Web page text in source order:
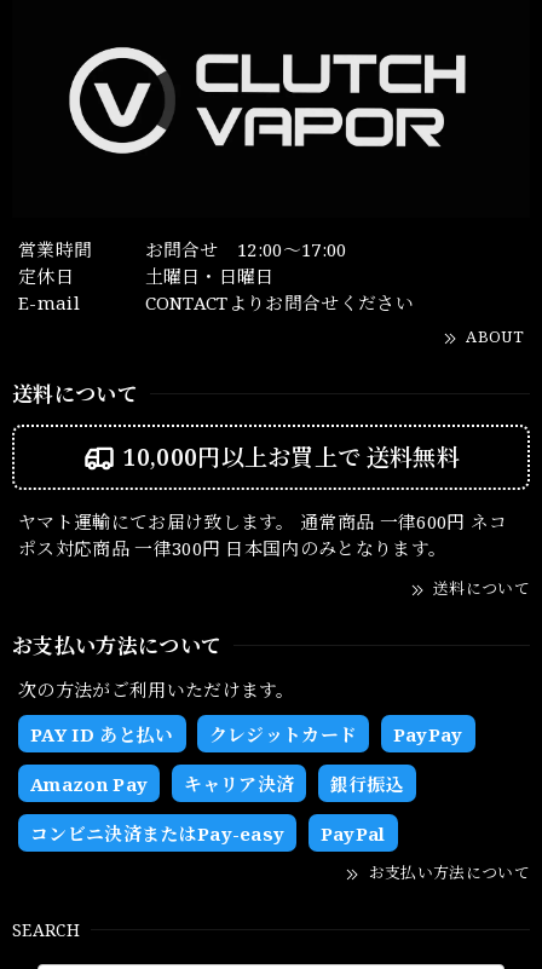
営業時間
お問合せ 12:00～17:00
定休日
土曜日・日曜日
E-mail
CONTACTよりお問合せください
ABOUT
送料について
10,000円以上お買上で送料無料
ヤマト運輸にてお届け致します。 通常商品 一律600円 ネコ
ポス対応商品 一律300円 日本国内のみとなります。
送料について
お支払い方法について
次の方法がご利用いただけます。
PAY ID あと払い
クレジットカード PayPay
Amazon Pay キャリア決済 銀行振込
コンビニ決済またはPay-easy PayPal
お支払い方法について
SEARCH